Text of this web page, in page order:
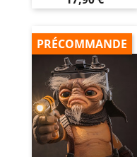
PRÉCOMMANDE